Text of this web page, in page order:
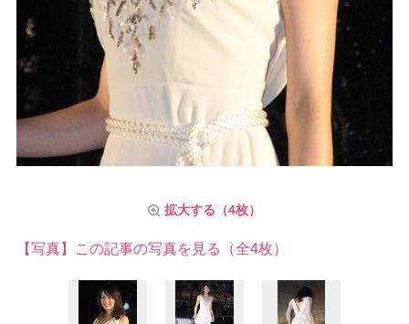
拡大する（4枚）
【写真】この記事の写真を見る（全4枚）